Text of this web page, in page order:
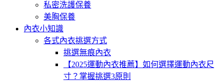
私密洗護保養
美胸保養
內衣小知識
各式內衣挑選方式
挑選無痕內衣
【2025運動內衣推薦】如何選擇運動內衣尺
寸？掌握挑選3原則